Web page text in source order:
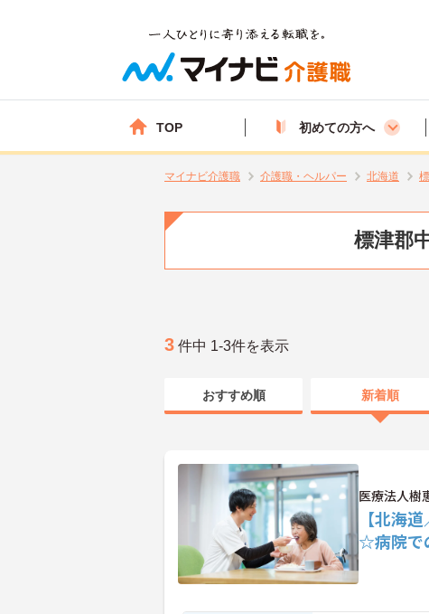
TOP 初めての方へ
マイナビ介護職 介護職・ヘルパー 北海道
標津郡
3 件中 1-3件を表示
おすすめ順 新着順
医療法人
【北海
☆病院で